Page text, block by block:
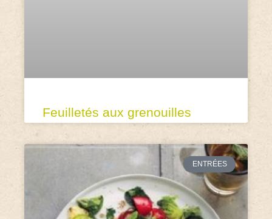
Feuilletés aux grenouilles
ENTRÉES